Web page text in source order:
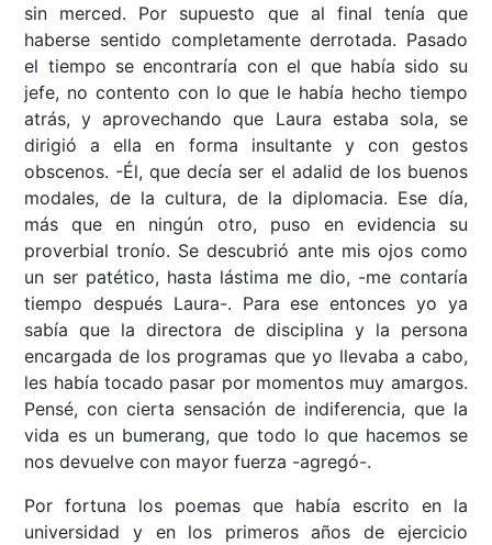
sin merced. Por supuesto que al final tenía que
haberse sentido completamente derrotada. Pasado
el tiempo se encontraría con el que había sido su
jefe, no contento con lo que le había hecho tiempo
atrás, y aprovechando que Laura estaba sola, se
dirigió a ella en forma insultante y con gestos
obscenos. -Él, que decía ser el adalid de los buenos
modales, de la cultura, de la diplomacia. Ese día,
más que en ningún otro, puso en evidencia su
proverbial tronío. Se descubrió ante mis ojos como
un ser patético, hasta lástima me dio, -me contaría
tiempo después Laura-. Para ese entonces yo ya
sabía que la directora de disciplina y la persona
encargada de los programas que yo llevaba a cabo,
les había tocado pasar por momentos muy amargos.
Pensé, con cierta sensación de indiferencia, que la
vida es un bumerang, que todo lo que hacemos se
nos devuelve con mayor fuerza -agregó-.
Por fortuna los poemas que había escrito en la
universidad y en los primeros años de ejercicio